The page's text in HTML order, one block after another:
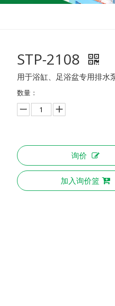
STP-2108
用于浴缸、足浴盆专用排水
数量：
询价
加入询价篮